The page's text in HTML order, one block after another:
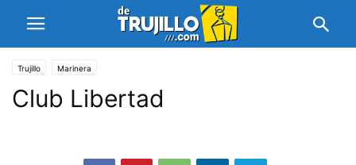
Trujillo Marinera
Club Libertad